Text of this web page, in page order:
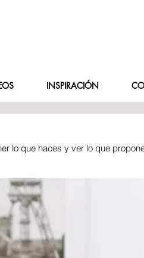
INSPIRACIÓN
lo que haces y ver lo que